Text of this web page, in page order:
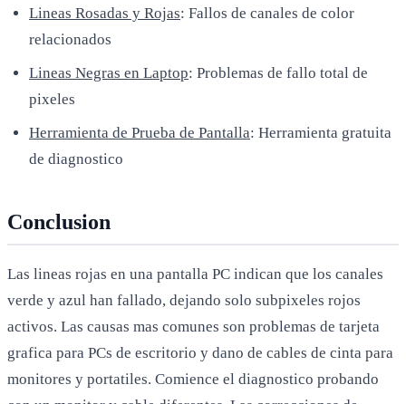
Lineas Rosadas y Rojas: Fallos de canales de color
relacionados
Lineas Negras en Laptop: Problemas de fallo total de
pixeles
Herramienta de Prueba de Pantalla: Herramienta gratuita
de diagnostico
Conclusion
Las lineas rojas en una pantalla PC indican que los canales
verde y azul han fallado, dejando solo subpixeles rojos
activos. Las causas mas comunes son problemas de tarjeta
grafica para PCs de escritorio y dano de cables de cinta para
monitores y portatiles. Comience el diagnostico probando